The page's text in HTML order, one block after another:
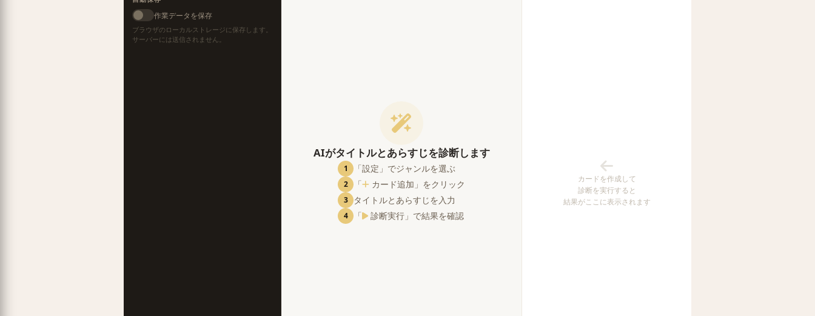
作業データを保存
ブラウザのローカルストレージに保存します。
サーバーには送信されません。
AIがタイトルとあらすじを診断します
1 「設定」でジャンルを選ぶ
2 「 カード追加」をクリック
3 タイトルとあらすじを入力
4 「 診断実行」で結果を確認
カードを作成して
診断を実行すると
結果がここに表示されます